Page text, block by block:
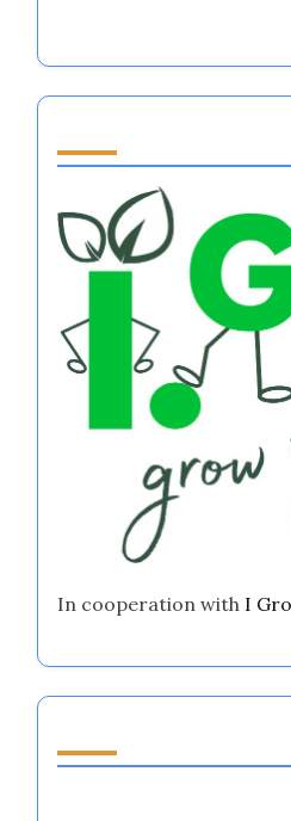
In cooperation with I
Sách Tự Giúp Tốt Nhất